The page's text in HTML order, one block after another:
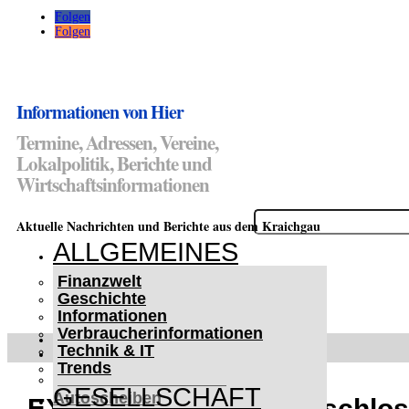
Folgen
Folgen
Informationen von Hier
Termine, Adressen, Vereine,
Lokalpolitik, Berichte und
Wirtschaftsinformationen
Suchen
nach:
Aktuelle Nachrichten und Berichte aus dem Kraichgau
ALLGEMEINES
Finanzwelt
Geschichte
Informationen
Verbraucherinformationen
Technik & IT
Trends
GESELLSCHAFT
WETTERWARNUNGEN
WINTER IM KRAICHGAU
Lifehacks für vereiste
Autoscheiben